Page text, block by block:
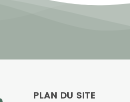
PLAN DU SITE